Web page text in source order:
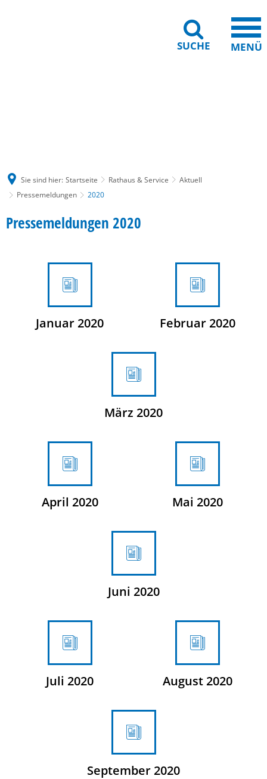
SUCHE MENÜ
Sie sind hier: Startseite Rathaus & Service
Aktuell
Pressemeldungen
2020
2020
Pressemeldungen 2020
Januar 2020 Februar 2020
März 2020
April 2020 Mai 2020
Juni 2020
Juli 2020 August 2020
September 2020